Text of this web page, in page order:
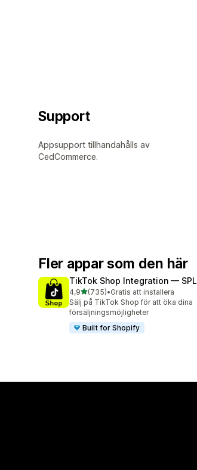
Support
Appsupport tillhandahålls av
CedCommerce.
Fler appar som den här
TikTok Shop Integration — SPL
4,9av 5 stjärnor
(735)
735 recensioner totalt
•Gratis att installera
Sälj på TikTok Shop för att öka dina
försäljningsmöjligheter
Built for Shopify